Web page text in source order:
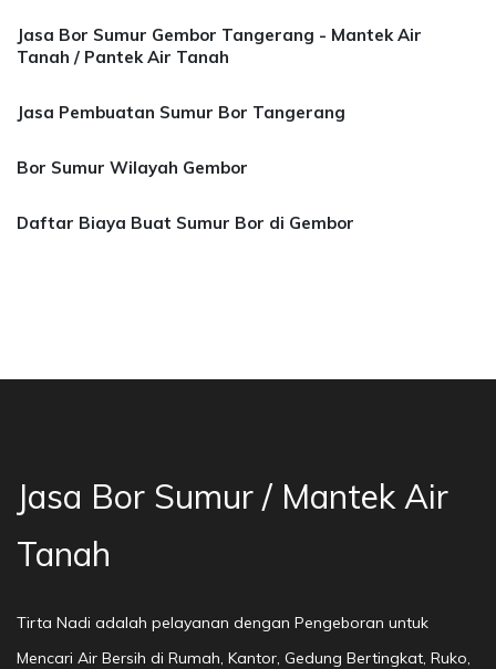
Jasa Bor Sumur Gembor Tangerang - Mantek Air
Tanah / Pantek Air Tanah
Jasa Pembuatan Sumur Bor Tangerang
Bor Sumur Wilayah Gembor
Daftar Biaya Buat Sumur Bor di Gembor
Jasa Bor Sumur / Mantek Air
Tanah
Tirta Nadi adalah pelayanan dengan Pengeboran untuk
Mencari Air Bersih di Rumah, Kantor, Gedung Bertingkat, Ruko,